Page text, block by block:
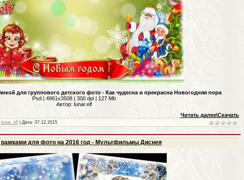
для группового детского фото - Как чудесна и прекрасна Новогодняя пора
Psd | 4961x3508 | 300 dpi | 127 Mb
Автор: lunar.elf
Читать далее\Скачать
lunar_elf| Дата: 07.12.2015
рамками для фото на 2016 год - Мультфильмы Диснея